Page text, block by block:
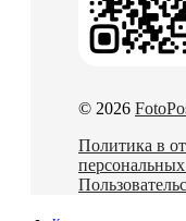
© 2026
Политика в